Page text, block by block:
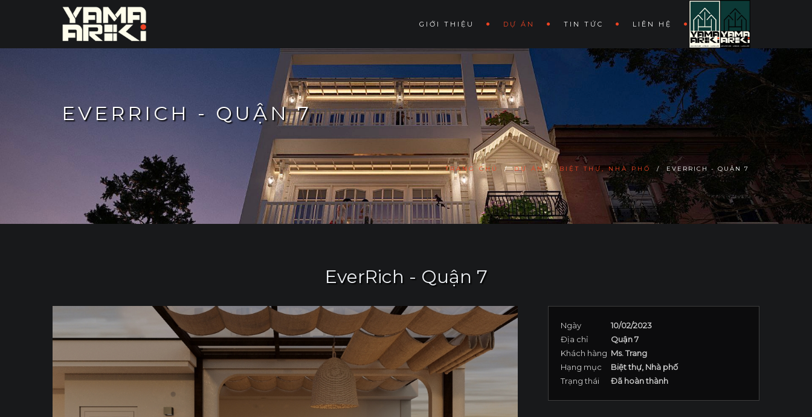
GIỚI THIỆU DỰ ÁN TIN TỨC LIÊN HỆ
EVERRICH - QUẬN 7
TRANG CHỦ / DỰ ÁN / BIỆT THỰ, NHÀ PHỐ / EVERRICH - QUẬN 7
EverRich - Quận 7
Ngày
10/02/2023
Địa chỉ
Quận 7
Khách hàng Ms. Trang
Hạng mục
Biệt thự, Nhà phố
Trạng thái
Đã hoàn thành